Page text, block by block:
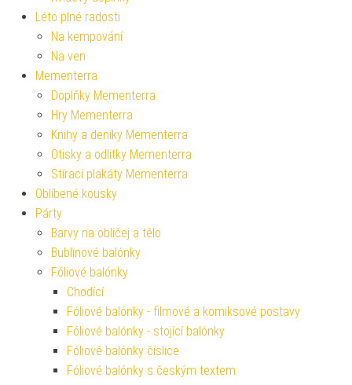
Léto plné radosti
Na kempování
Na ven
Mementerra
Doplňky Mementerra
Hry Mementerra
Knihy a deníky Mementerra
Otisky a odlitky Mementerra
Stírací plakáty Mementerra
Oblíbené kousky
Párty
Barvy na obličej a tělo
Bublinové balónky
Fóliové balónky
Chodící
Fóliové balónky - filmové a komiksové postavy
Fóliové balónky - stojící balónky
Fóliové balónky číslice
Fóliové balónky s českým textem